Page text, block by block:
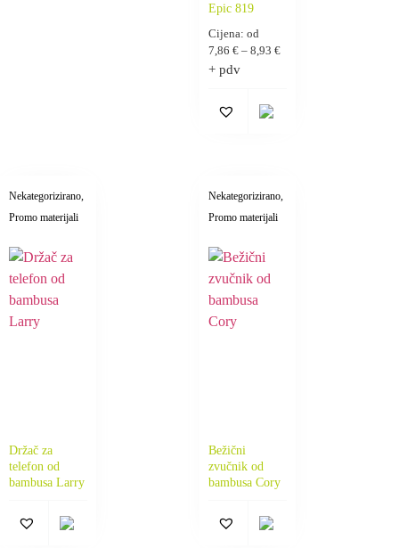
Epic 819
Cijena: od
7,86 € – 8,93 €
+ pdv
Nekategorizirano,
Promo materijali
Držač za
telefon od
bambusa Larry
Nekategorizirano,
Promo materijali
Bežični
zvučnik od
bambusa Cory